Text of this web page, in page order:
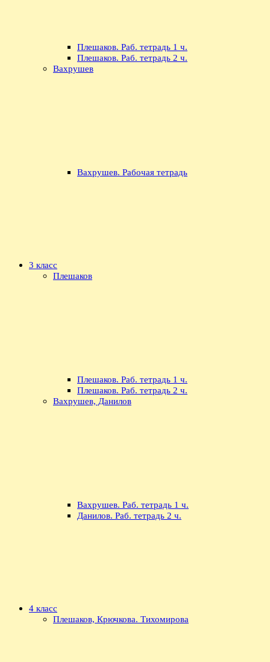
Плешаков. Раб. тетрадь 1 ч.
Плешаков. Раб. тетрадь 2 ч.
Вахрушев
Вахрушев. Рабочая тетрадь
3 класс
Плешаков
Плешаков. Раб. тетрадь 1 ч.
Плешаков. Раб. тетрадь 2 ч.
Вахрушев, Данилов
Вахрушев. Раб. тетрадь 1 ч.
Данилов. Раб. тетрадь 2 ч.
4 класс
Плешаков, Крючкова. Тихомирова